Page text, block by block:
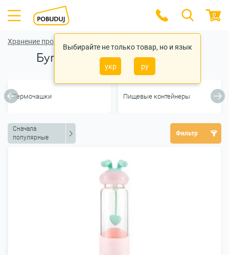
Выбирайте не только товар, но и язык
укр ру
0
Хранение продуктов
Бутылки и термобутылки
Термочашки Пищевые контейнеры
Сначала
популярные
Фильтр